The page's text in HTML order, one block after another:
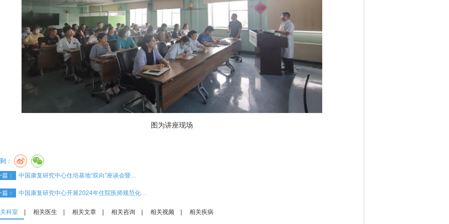
图为讲座现场
：
： 中国康复研究中心住培基地“双向”座谈会暨…
： 中国康复研究中心开展2024年住院医师规范化…
科室 相关医生 相关文章 相关咨询 相关视频 相关疾病